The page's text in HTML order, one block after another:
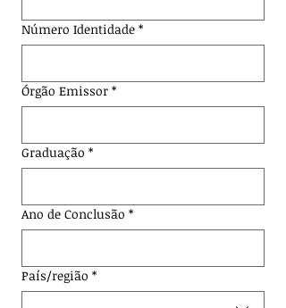
Número Identidade *
Órgão Emissor *
Graduação *
Ano de Conclusão *
Endereço de várias linhas
País/região *